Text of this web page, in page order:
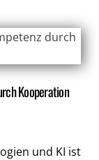
Kooperation
und KI ist